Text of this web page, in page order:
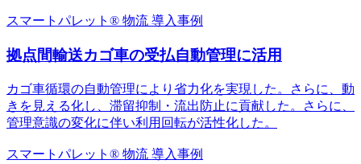
スマートパレット® 物流 導入事例
拠点間輸送カゴ車の受払自動管理に活用
カゴ車循環の自動管理により省力化を実現した。さらに、動
きを見える化し、滞留抑制・流出防止に貢献した。さらに、
管理意識の変化に伴い利用回転が活性化した。
スマートパレット® 物流 導入事例